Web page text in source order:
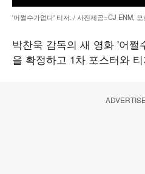
'어쩔수가없다' 티저. / 사진제공=CJ ENM, 모
박찬욱 감독의 새 영화 '어쩔
을 확정하고 1차 포스터와